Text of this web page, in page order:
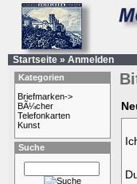
Startseite » Anmelden
Kategorien
Briefmarken->
BÃ¼cher
Telefonkarten
Kunst
Suche